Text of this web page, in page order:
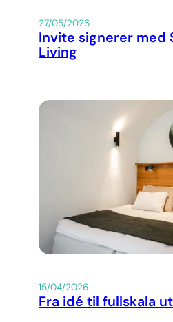
27/05/2026
Invite signerer med
Living
15/04/2026
Fra idé til fullskala